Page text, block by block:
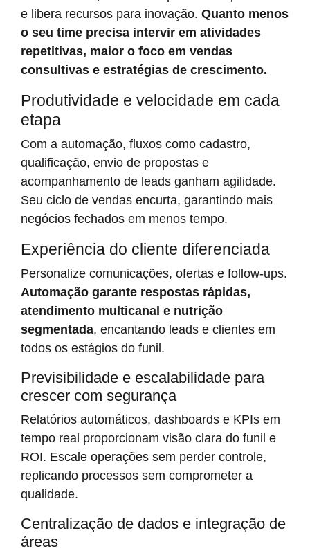
e libera recursos para inovação. Quanto menos
o seu time precisa intervir em atividades
repetitivas, maior o foco em vendas
consultivas e estratégias de crescimento.
Produtividade e velocidade em cada
etapa
Com a automação, fluxos como cadastro,
qualificação, envio de propostas e
acompanhamento de leads ganham agilidade.
Seu ciclo de vendas encurta, garantindo mais
negócios fechados em menos tempo.
Experiência do cliente diferenciada
Personalize comunicações, ofertas e follow-ups.
Automação garante respostas rápidas,
atendimento multicanal e nutrição
segmentada, encantando leads e clientes em
todos os estágios do funil.
Previsibilidade e escalabilidade para
crescer com segurança
Relatórios automáticos, dashboards e KPIs em
tempo real proporcionam visão clara do funil e
ROI. Escale operações sem perder controle,
replicando processos sem comprometer a
qualidade.
Centralização de dados e integração de
áreas